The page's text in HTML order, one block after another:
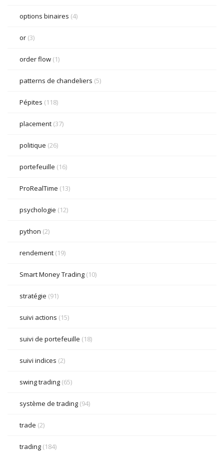
options binaires (4)
or (3)
order flow (1)
patterns de chandeliers (5)
Pépites (118)
placement (37)
politique (26)
portefeuille (16)
ProRealTime (13)
psychologie (12)
python (2)
rendement (19)
Smart Money Trading (10)
stratégie (91)
suivi actions (15)
suivi de portefeuille (18)
suivi indices (2)
swing trading (65)
système de trading (94)
trade (2)
trading (184)